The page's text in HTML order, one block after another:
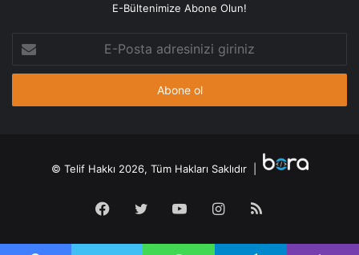
E-Bültenimize Abone Olun!
Posta
adresinizi
© Telif Hakkı 2026, Tüm Hakları Saklıdır |
Facebook
TwitterYouTubeInstagram
RSS